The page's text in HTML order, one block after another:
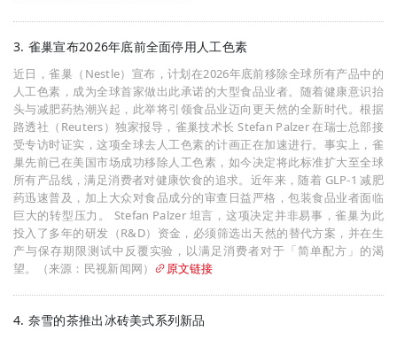
3. 雀巢宣布2026年底前全面停用人工色素
近日，雀巢（Nestle）宣布，计划在2026年底前移除全球所有产品中的
人工色素，成为全球首家做出此承诺的大型食品业者。随着健康意识抬
头与减肥药热潮兴起，此举将引领食品业迈向更天然的全新时代。根据
路透社（Reuters）独家报导，雀巢技术长 Stefan Palzer 在瑞士总部接
受专访时证实，这项全球去人工色素的计画正在加速进行。事实上，雀
巢先前已在美国市场成功移除人工色素，如今决定将此标准扩大至全球
所有产品线，满足消费者对健康饮食的追求。近年来，随着 GLP-1 减肥
药迅速普及，加上大众对食品成分的审查日益严格，包装食品业者面临
巨大的转型压力。 Stefan Palzer 坦言，这项决定并非易事，雀巢为此
投入了多年的研发（R&D）资金，必须筛选出天然的替代方案，并在生
产与保存期限测试中反覆实验，以满足消费者对于「简单配方」的渴
望。（来源：民视新闻网）
原文链接
4. 奈雪的茶推出冰砖美式系列新品